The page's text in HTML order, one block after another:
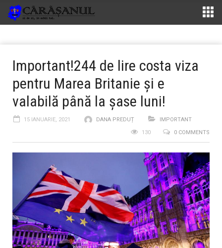
Important!244 de lire costa viza
pentru Marea Britanie și e
valabilă până la şase luni!
15 IANUARIE, 2021 DANA PREDUȚ
IMPORTANT
0 COMMENTS
130